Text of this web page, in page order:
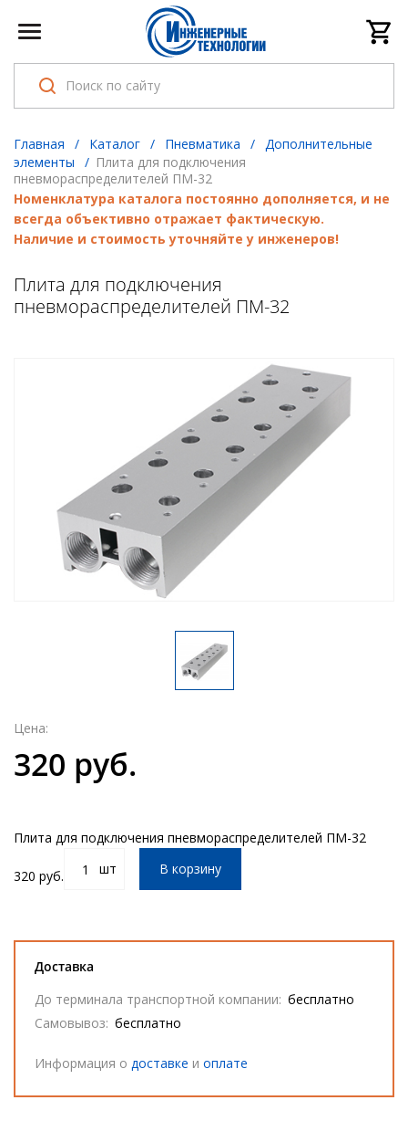
Главная / Каталог / Пневматика / Дополнительные
элементы
/ Плита для подключения
пневмораспределителей ПМ-32
Номенклатура каталога постоянно дополняется, и не
всегда объективно отражает фактическую.
Наличие и стоимость уточняйте у инженеров!
Плита для подключения
пневмораспределителей ПМ-32
Цена:
320 руб.
Плита для подключения пневмораспределителей ПМ-32
320 руб. шт В корзину
Доставка
До терминала транспортной компании: бесплатно
Самовывоз: бесплатно
Информация о доставке и оплате